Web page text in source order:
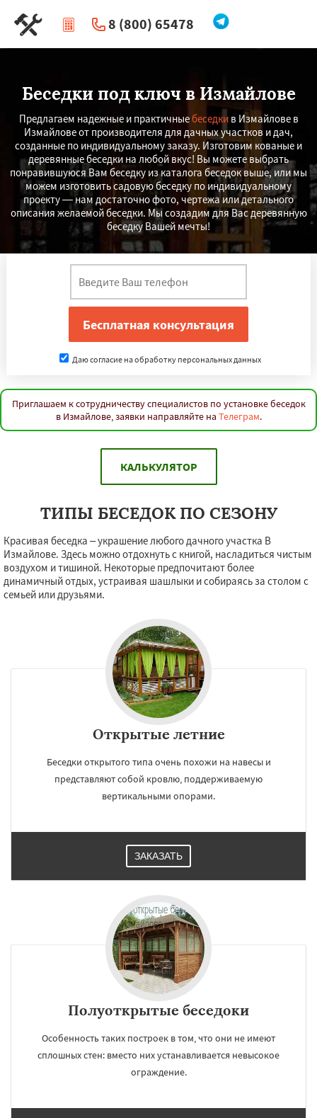
8 (800) 65478
| Перезвоните мне
Беседки под ключ в Измайлове
Предлагаем надежные и практичныебеседкив Измайлове в
Измайлове от производителя для дачных участков и дач,
созданные по индивидуальному заказу. Изготовим кованые и
деревянные беседки на любой вкус! Вы можете выбрать
понравившуюся Вам беседку из каталога беседок выше, или мы
можем изготовить садовую беседку по индивидуальному
проекту — нам достаточно фото, чертежа или детального
описания желаемой беседки. Мы создадим для Вас деревянную
беседку Вашей мечты!
Даю согласие на обработку персональных данных
Приглашаем к сотрудничеству специалистов по установке беседок
в Измайлове, заявки направляйте на Телеграм.
КАЛЬКУЛЯТОР
ТИПЫ БЕСЕДОК ПО СЕЗОНУ
Красивая беседка – украшение любого дачного участка В
Измайлове. Здесь можно отдохнуть с книгой, насладиться чистым
воздухом и тишиной. Некоторые предпочитают более
динамичный отдых, устраивая шашлыки и собираясь за столом с
семьей или друзьями.
Открытые летние
Беседки открытого типа очень похожи на навесы и
представляют собой кровлю, поддерживаемую
вертикальными опорами.
ЗАКАЗАТЬ
Полуоткрытые беседоки
Особенность таких построек в том, что они не имеют
сплошных стен: вместо них устанавливается невысокое
ограждение.